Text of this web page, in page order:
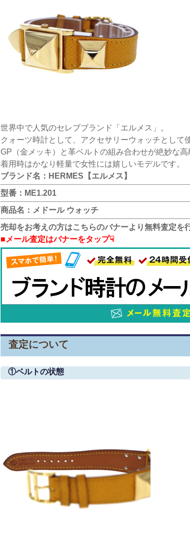
世界中で人気のセレブブランド「エルメス」。
クォーツ時計として、アクセサリーウォッチとして
GP（金メッキ）と革ベルトの組み合わせが絶妙な
着用時はかなり軽量で女性には嬉しいモデルです。
ブランド名：HERMES【エルメス】
型番：ME1.201
商品名：メドール ウォッチ
売却をお考えの方はこちらのバナーより無料査定を
■メール査定はバナーをタップ☟
査定について
①ベルトの状態